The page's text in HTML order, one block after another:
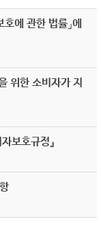
에 관한 법률」에
위한 소비자가 지
보호규정』